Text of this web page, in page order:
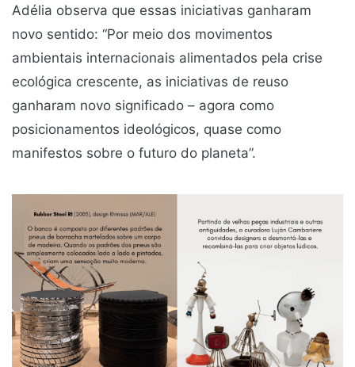
Adélia observa que essas iniciativas ganharam
novo sentido: “Por meio dos movimentos
ambientais internacionais alimentados pela crise
ecológica crescente, as iniciativas de reuso
ganharam novo significado – agora como
posicionamentos ideológicos, quase como
manifestos sobre o futuro do planeta”.